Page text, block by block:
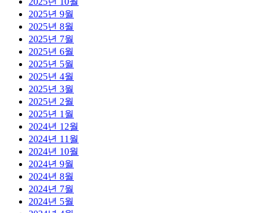
2025년 9월
2025년 8월
2025년 7월
2025년 6월
2025년 5월
2025년 4월
2025년 3월
2025년 2월
2025년 1월
2024년 12월
2024년 11월
2024년 10월
2024년 9월
2024년 8월
2024년 7월
2024년 5월